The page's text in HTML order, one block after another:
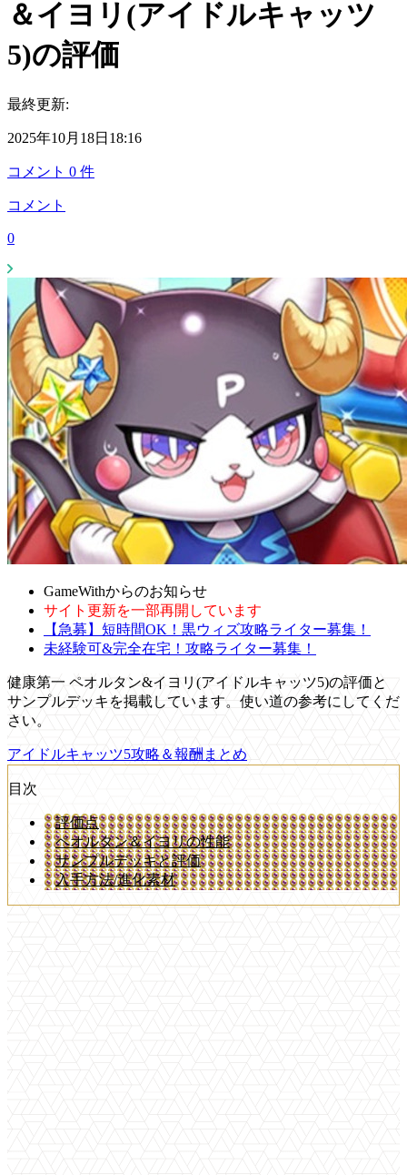
＆イヨリ(アイドルキャッツ
5)の評価
最終更新:
2025年10月18日18:16
コメント 0 件
コメント
0
GameWithからのお知らせ
サイト更新を一部再開しています
【急募】短時間OK！黒ウィズ攻略ライター募集！
未経験可&完全在宅！攻略ライター募集！
健康第一 ペオルタン&イヨリ(アイドルキャッツ5)の評価と
サンプルデッキを掲載しています。使い道の参考にしてくだ
さい。
アイドルキャッツ5攻略＆報酬まとめ
目次
評価点
ペオルタン＆イヨリの性能
サンプルデッキと評価
入手方法/進化素材